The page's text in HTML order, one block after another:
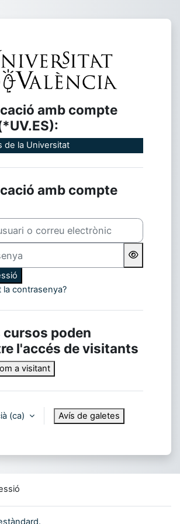
Inicia la sessió
amb compte
o correu electrònic
la contrasenya?
amb compte
de la Universitat
cursos poden
l'accés de visitants
a visitant
‎(ca)‎ Avís de galetes